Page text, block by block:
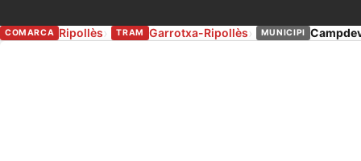
COMARCA Ripollès TRAM Garrotxa-Ripollès MUNICIPI